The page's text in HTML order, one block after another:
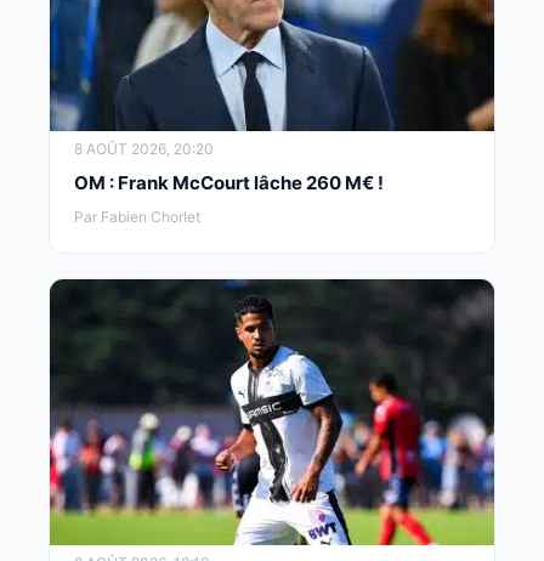
8 AOÛT 2026, 20:20
OM : Frank McCourt lâche 260 M€ !
Par Fabien Chorlet